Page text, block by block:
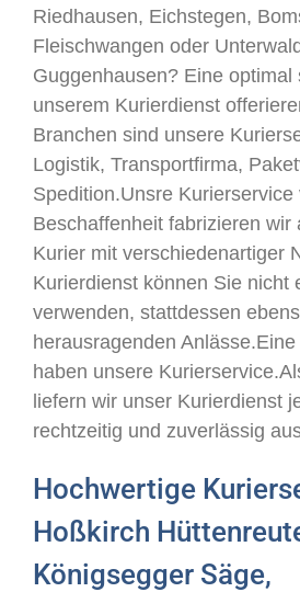
Riedhausen, Eichstegen,
Fleischwangen oder
Guggenhausen? Eine optimal
unserem Kurierdienst
Branchen sind unsere
Logistik, Transportfirma,
Spedition.Unsre Kurierservice
Beschaffenheit fabrizieren wir
Kurier mit verschiedenartiger
Kurierdienst können Sie nicht
verwenden, stattdessen
herausragenden
haben unsere
liefern wir unser Kurierdienst
rechtzeitig und zuverlässig
Hochwertige
Hoßkirch
Königsegger Säge,